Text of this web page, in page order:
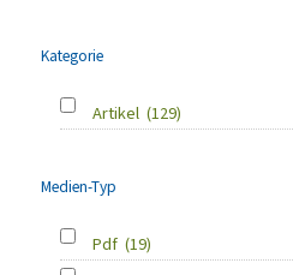
Kategorie
Artikel (129)
Medien-Typ
Pdf (19)